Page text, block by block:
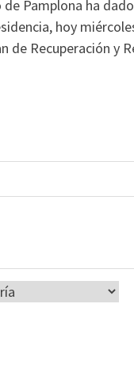
Pamplona ha
hoy
de Recuperación y